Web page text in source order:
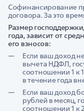
Софинансирование
договора. За это
Размер
года, зависит от
его взносов:
Если ваш доход
вычета НДФЛ,
соотношении 1 к
в течение года
Если ваш доход
рублей в месяц,
соотношении 1 к